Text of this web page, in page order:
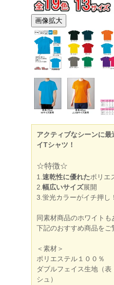
画像拡大
アクティブなシーンに
イTシャツ！
☆特徴☆
1. 速乾性に優れたポリエ
2. 幅広いサイズ展開
3.蛍光カラーがイチ押し
同素材商品のホワイトも
下記のおすすめ商品をご
＜素材＞
ポリエステル１００％
ダブルフェイス生地（
シュ）